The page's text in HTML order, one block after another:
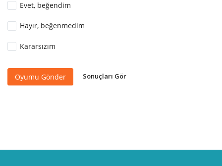
Evet, beğendim
Hayır, beğenmedim
Kararsızım
Oyumu Gönder Sonuçları Gör